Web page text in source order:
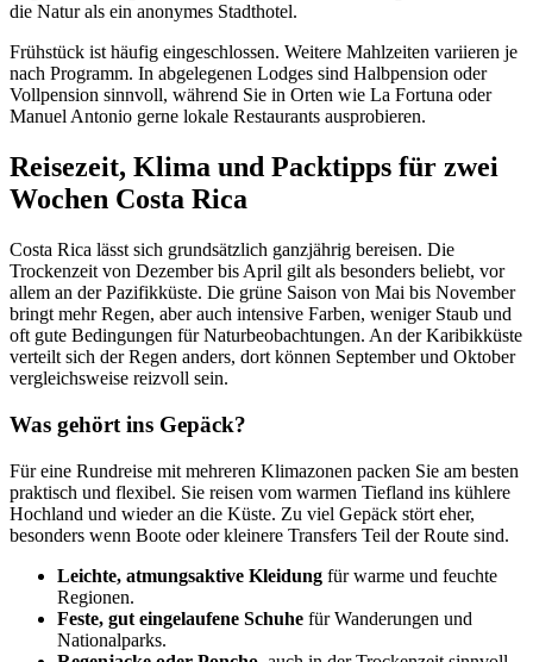
die Natur als ein anonymes Stadthotel.
Frühstück ist häufig eingeschlossen. Weitere Mahlzeiten variieren je
nach Programm. In abgelegenen Lodges sind Halbpension oder
Vollpension sinnvoll, während Sie in Orten wie La Fortuna oder
Manuel Antonio gerne lokale Restaurants ausprobieren.
Reisezeit, Klima und Packtipps für zwei
Wochen Costa Rica
Costa Rica lässt sich grundsätzlich ganzjährig bereisen. Die
Trockenzeit von Dezember bis April gilt als besonders beliebt, vor
allem an der Pazifikküste. Die grüne Saison von Mai bis November
bringt mehr Regen, aber auch intensive Farben, weniger Staub und
oft gute Bedingungen für Naturbeobachtungen. An der Karibikküste
verteilt sich der Regen anders, dort können September und Oktober
vergleichsweise reizvoll sein.
Was gehört ins Gepäck?
Für eine Rundreise mit mehreren Klimazonen packen Sie am besten
praktisch und flexibel. Sie reisen vom warmen Tiefland ins kühlere
Hochland und wieder an die Küste. Zu viel Gepäck stört eher,
besonders wenn Boote oder kleinere Transfers Teil der Route sind.
Leichte, atmungsaktive Kleidung für warme und feuchte
Regionen.
Feste, gut eingelaufene Schuhe für Wanderungen und
Nationalparks.